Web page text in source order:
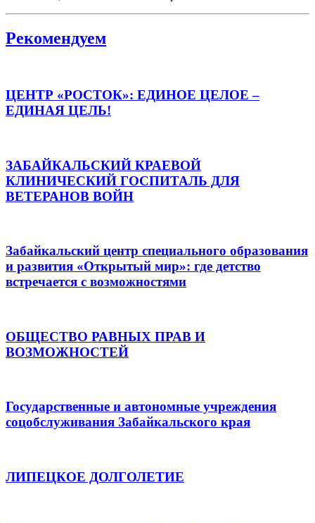
Рекомендуем
ЦЕНТР «РОСТОК»: ЕДИНОЕ ЦЕЛОЕ –
ЕДИНАЯ ЦЕЛЬ!
ЗАБАЙКАЛЬСКИЙ КРАЕВОЙ
КЛИНИЧЕСКИЙ ГОСПИТАЛЬ ДЛЯ
ВЕТЕРАНОВ ВОЙН
Забайкальский центр специального образования
и развития «Открытый мир»: где детство
встречается с возможностями
ОБЩЕСТВО РАВНЫХ ПРАВ И
ВОЗМОЖНОСТЕЙ
Государственные и автономные учреждения
соцобслуживания Забайкальского края
ЛИПЕЦКОЕ ДОЛГОЛЕТИЕ